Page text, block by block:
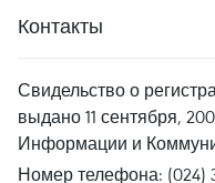
Контакты
Свидельство о
выдано 11 сентября,
Информации и
Номер телефона: (024)